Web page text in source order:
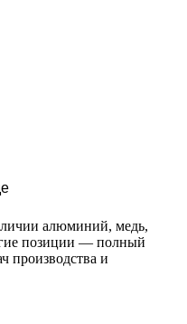
алюминий, медь,
позиции — полный
производства и